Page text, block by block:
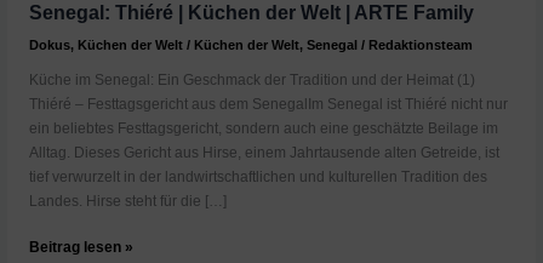
Senegal: Thiéré | Küchen der Welt | ARTE Family
Dokus, Küchen der Welt / Küchen der Welt,Senegal / Redaktionsteam
Küche im Senegal: Ein Geschmack der Tradition und der Heimat (1)
Thiéré – Festtagsgericht aus dem SenegalIm Senegal ist Thiéré nicht nur
ein beliebtes Festtagsgericht, sondern auch eine geschätzte Beilage im
Alltag. Dieses Gericht aus Hirse, einem Jahrtausende alten Getreide, ist
tief verwurzelt in der landwirtschaftlichen und kulturellen Tradition des
Landes. Hirse steht für die […]
Senegal:
Beitrag lesen »